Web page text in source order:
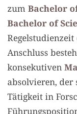
zum Bachelor
Bachelor of
Regelstudienzeit
Anschluss
konsekutiven
absolvieren, der
Tätigkeit in